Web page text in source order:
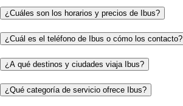
¿Cuáles son los horarios y precios de Ibus?
¿Cuál es el teléfono de Ibus o cómo los contacto?
¿A qué destinos y ciudades viaja Ibus?
¿Qué categoría de servicio ofrece Ibus?